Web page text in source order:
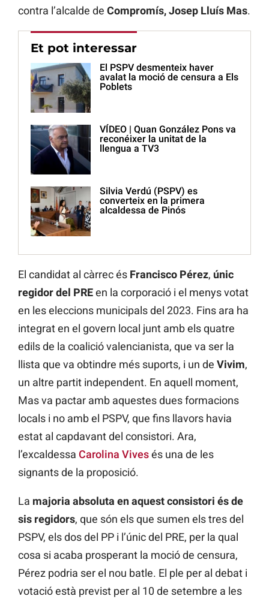
contra l’alcalde de Compromís, Josep Lluís Mas.
Et pot interessar
El PSPV desmenteix haver
avalat la moció de censura a Els
Poblets
VÍDEO | Quan González Pons va
reconéixer la unitat de la
llengua a TV3
Silvia Verdú (PSPV) es
converteix en la primera
alcaldessa de Pinós
El candidat al càrrec és Francisco Pérez, únic
regidor del PREen la corporació i el menys votat
en les eleccions municipals del 2023. Fins ara ha
integrat en el govern local junt amb els quatre
edils de la coalició valencianista, que va ser la
llista que va obtindre més suports, i un de Vivim,
un altre partit independent. En aquell moment,
Mas va pactar amb aquestes dues formacions
locals i no amb el PSPV, que fins llavors havia
estat al capdavant del consistori. Ara,
l’excaldessa Carolina Vivesés una de les
signants de la proposició.
La majoria absoluta en aquest consistori és de
sis regidors, que són els que sumen els tres del
PSPV, els dos del PP i l’únic del PRE, per la qual
cosa si acaba prosperant la moció de censura,
Pérez podria ser el nou batle. El ple per al debat i
votació està previst per al 10 de setembre a les